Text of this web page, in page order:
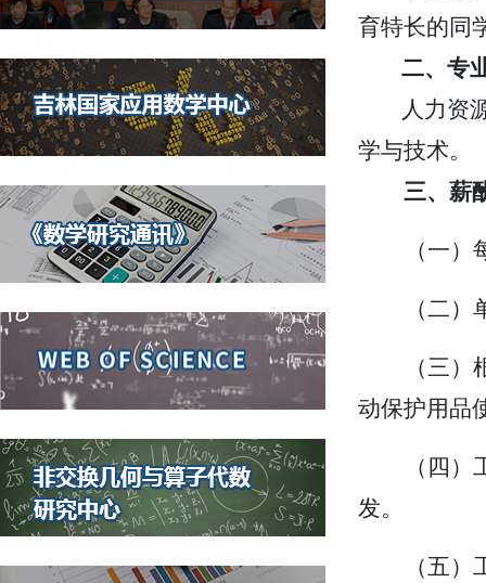
育特长的同
二、专
人力资
学与技术。
三、薪
（一
（二
（三
动保护用品
（四
发。
（五